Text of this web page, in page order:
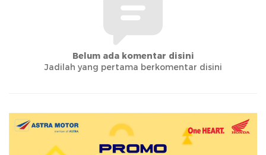
Belum ada komentar disini
Jadilah yang pertama berkomentar disini